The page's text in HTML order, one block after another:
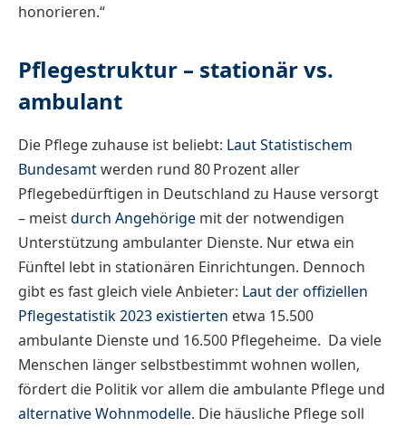
honorieren.“
Pflegestruktur – stationär vs.
ambulant
Die Pflege zuhause ist beliebt: Laut Statistischem
Bundesamtwerden rund 80 Prozent aller
Pflegebedürftigen in Deutschland zu Hause versorgt
– meistdurch Angehörige mit der notwendigen
Unterstützung ambulanter Dienste. Nur etwa ein
Fünftel lebt in stationären Einrichtungen. Dennoch
gibt es fast gleich viele Anbieter: Laut der offiziellen
Pflegestatistik 2023 existierten etwa 15.500
ambulante Dienste und 16.500 Pflegeheime. Da viele
Menschen länger selbstbestimmt wohnen wollen,
fördert die Politik vor allem die ambulante Pflege und
alternative Wohnmodelle. Die häusliche Pflege soll